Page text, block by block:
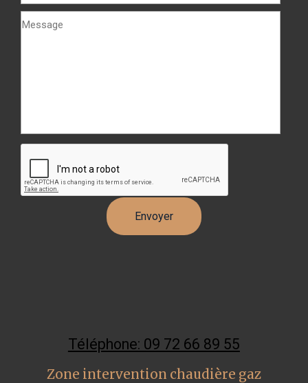
Téléphone: 09 72 66 89 55
Zone intervention chaudière gaz